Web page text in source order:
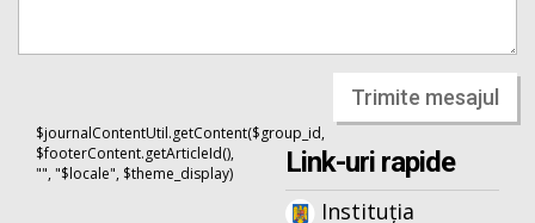
Trimite mesajul
$journalContentUtil.getContent($group_id,
$footerContent.getArticleId(),
"", "$locale", $theme_display)
Link-uri rapide
Instituția